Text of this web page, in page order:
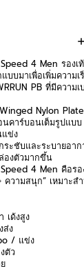
4 Men รองเ
บบมาเพื่อเพิ่มความ
PB ที่มีความ
Nylon
คาร์บอนเต็มรูปแบ
แข่ง
ะชับและระบายอา
องตัวมากขึ้น
4 Men คือรอ
ความสนุก” เหมาะส
เด้งสูง
ส่ง
/ แข่ง
ตัว